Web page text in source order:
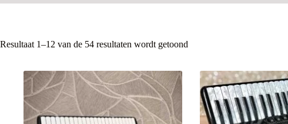
Resultaat 1–12 van de 54 resultaten wordt getoond